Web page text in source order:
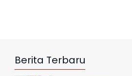
Berita Terbaru